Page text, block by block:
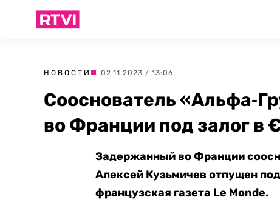
НОВОСТИ | 02.11.2023 / 13:06
Сооснователь
во Франции под залог в
Задержанный во Франции
Алексей Кузьмичев отпущен
французская газета Le Monde.